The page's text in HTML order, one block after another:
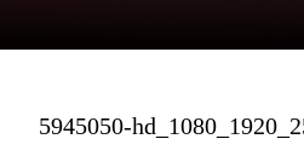
5945050-